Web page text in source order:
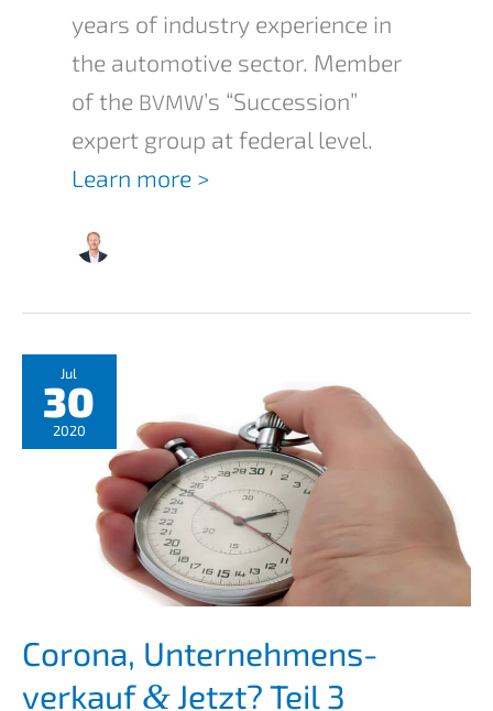
years of indus­try experi­ence in
the automo­ti­ve sector. Member
of the BVMW’s “Succes­si­on”
expert group at federal level.
Learn more >
Jul
30
2020
Corona, Unter­nehmens­
verkauf& Jetzt? Teil 3